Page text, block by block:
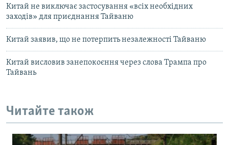
Китай не виключає застосування «всіх необхідних
заходів» для приєднання Тайваню
Китай заявив, що не потерпить незалежності Тайваню
Китай висловив занепокоєння через слова Трампа про
Тайвань
Читайте також